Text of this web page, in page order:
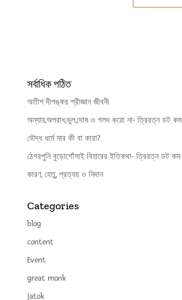
সর্বাধিক পঠিত
অতীশ দীপঙ্কর শ্রীজ্ঞান জীবনী
অন্যায়,অপরাধ,ভুল,দোষ ও গলদ করো না- ত্রিরত্ন ডট কম
বৌদ্ধ ধর্মে মার কী বা কারা?
ঠেগরপুনি বুড়োগোঁসাই বিহারের ইতিকথা- ত্রিরত্ন ডট কম
কারণ, হেতু, প্রত্যয় ও নিদান
Categories
blog
content
Event
great monk
jatok